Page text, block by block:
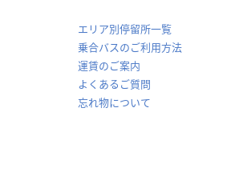
エリア別停留所一覧
乗合バスのご利用方法
運賃のご案内
よくあるご質問
忘れ物について